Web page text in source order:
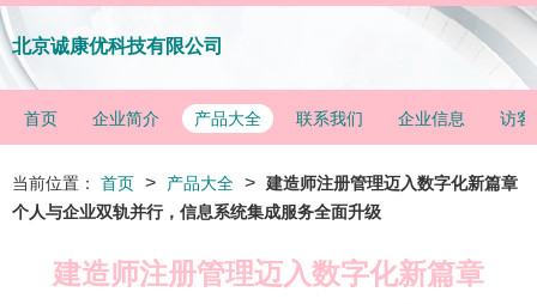
北京诚康优科技有限公司
首页 企业简介 产品大全 联系我们 企业信息 访客
当前位置： 首页 > 产品大全 > 建造师注册管理迈入数字化新篇章
个人与企业双轨并行，信息系统集成服务全面升级
建造师注册管理迈入数字化新篇章